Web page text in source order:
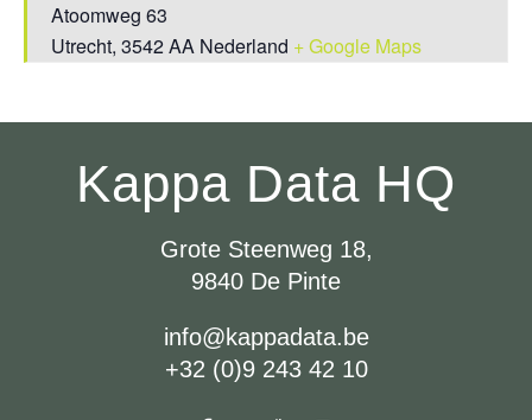
Atoomweg 63
Utrecht, 3542 AA Nederland + Google Maps
Kappa Data HQ
Grote Steenweg 18,
9840 De Pinte
info@kappadata.be
+32 (0)9 243 42 10